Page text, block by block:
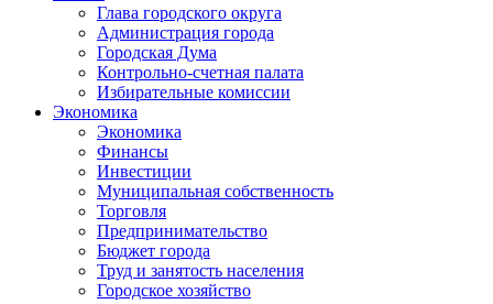
Глава городского округа
Администрация города
Городская Дума
Контрольно-счетная палата
Избирательные комиссии
Экономика
Экономика
Финансы
Инвестиции
Муниципальная собственность
Торговля
Предпринимательство
Бюджет города
Труд и занятость населения
Городское хозяйство